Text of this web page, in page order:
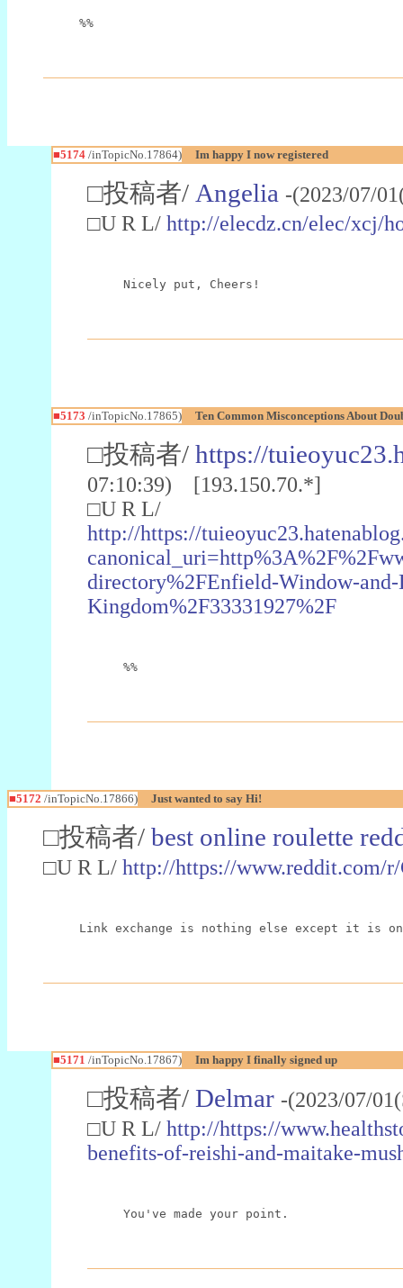
%%
■5174/inTopicNo.17864) Im happy I now registered
□投稿者/ Angelia -(2023/07/
□U R L/ http://elecdz.cn/elec/xcj/
Nicely put, Cheers!
■5173 /inTopicNo.17865) Ten Common Misconceptions About
□投稿者/ https://
07:10:39) [193.150.70.*]
□U R L/
http://https://
directory%2FEnfield-Window-
Kingdom%2F33331927%2F
%%
■5172 /inTopicNo.17866) Just wanted to say Hi!
□投稿者/ best online roulette
□U R L/ http://https://www.reddit.com/r/
Link exchange is nothing else except it is
■5171 /inTopicNo.17867) Im happy I finally signed up
□投稿者/ Delmar -(2023/07/
□U R L/ http://https://
benefits-of-reishi-and-maitake-
You've made your point.